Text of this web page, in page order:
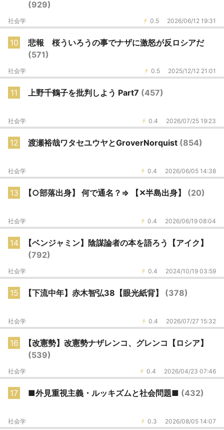
(929)
0.5 2026/06/12 19:31
社会学
10
悲報 桜ういろうの事でナザに激怒が反ロシアだ
(571)
0.5 2025/12/12 21:01
社会学
11 上野千鶴子を批判しよう Part7 (457)
0.4 2026/07/25 19:23
社会学
12 渡瀬裕哉ワタセユウヤとGroverNorquist (854)
0.4 2026/06/05 14:38
社会学
13 【○部落出身】 何で通名？⇒ 【✕半島出身】 (20)
0.4 2026/06/19 08:04
社会学
14
【ベンジャミン】陰謀論者の本を語ろう【アイク】
(792)
0.4 2024/10/19 03:59
社会学
15 【下流中年】赤木智弘38【眼光紙背】 (378)
0.4 2026/07/27 15:32
社会学
16
【改憲勢】改憲勢ナザレンコ、グレンコ【ロシア】
(539)
0.4 2026/04/23 07:46
社会学
17 ■外見重視主義・ルッキズムと社会問題■ (432)
0.3 2026/08/05 14:07
社会学